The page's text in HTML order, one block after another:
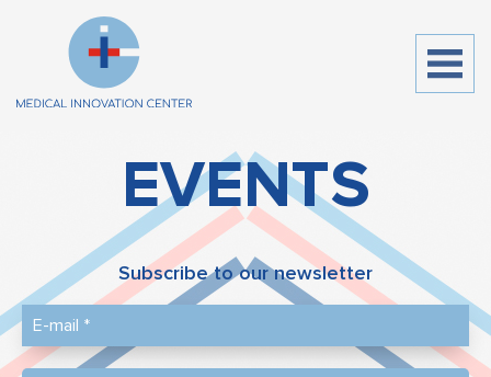
EVENTS
Subscribe to our newsletter